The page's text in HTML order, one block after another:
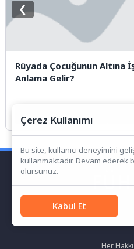
Rüyada Çocuğunun Altına
Anlama Gelir?
❮
Her Hakkı
Çerez Kullanımı
Bu site, kullanıcı deneyimini
kullanmaktadır. Devam ederek
olursunuz.
Kabul Et